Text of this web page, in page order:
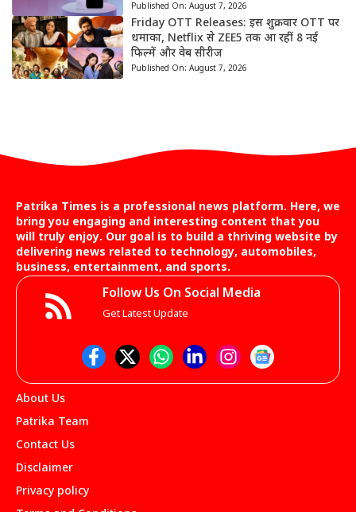
Published On: August 7, 2026
Friday OTT Releases: इस शुक्रवार OTT पर
धमाका, Netflix से ZEE5 तक आ रहीं 8 नई
फिल्में और वेब सीरीज
Published On: August 7, 2026
Patrika Times is a professional news platform. Here, we
bring you engaging and interesting content that you
will truly enjoy. Our goal is to build a thriving website by
delivering news related to technology, automobiles,
business, entertainment, and sports.
Follow Us On Social Media
Get Latest Update
About Us
Patrika Team
Contact Us
Disclaimer
Privacy policy